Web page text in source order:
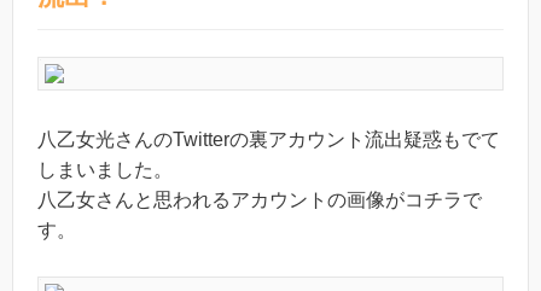
八乙女光さんのTwitterの裏アカウント流出疑惑もでて
しまいました。
八乙女さんと思われるアカウントの画像がコチラで
す。